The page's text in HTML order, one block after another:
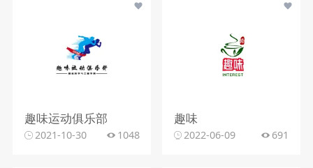
趣味运动俱乐部
2021-10-30 1048
趣味
2022-06-09 691